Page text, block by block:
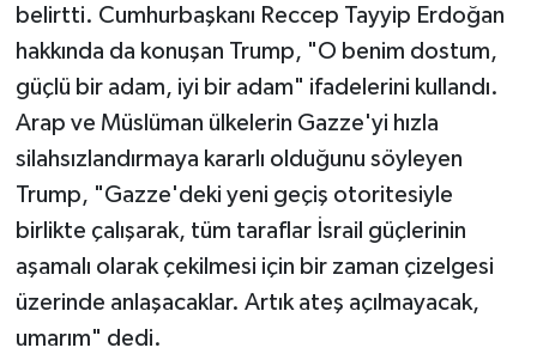
belirtti. Cumhurbaşkanı Reccep Tayyip Erdoğan
hakkında da konuşan Trump, "O benim dostum,
güçlü bir adam, iyi bir adam" ifadelerini kullandı.
Arap ve Müslüman ülkelerin Gazze'yi hızla
silahsızlandırmaya kararlı olduğunu söyleyen
Trump, "Gazze'deki yeni geçiş otoritesiyle
birlikte çalışarak, tüm taraflar İsrail güçlerinin
aşamalı olarak çekilmesi için bir zaman çizelgesi
üzerinde anlaşacaklar. Artık ateş açılmayacak,
umarım" dedi.